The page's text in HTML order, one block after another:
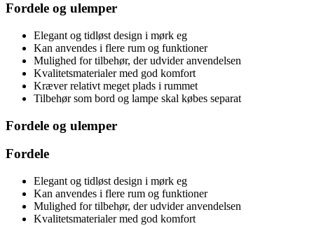
Fordele og ulemper
Elegant og tidløst design i mørk eg
Kan anvendes i flere rum og funktioner
Mulighed for tilbehør, der udvider anvendelsen
Kvalitetsmaterialer med god komfort
Kræver relativt meget plads i rummet
Tilbehør som bord og lampe skal købes separat
Fordele og ulemper
Fordele
Elegant og tidløst design i mørk eg
Kan anvendes i flere rum og funktioner
Mulighed for tilbehør, der udvider anvendelsen
Kvalitetsmaterialer med god komfort